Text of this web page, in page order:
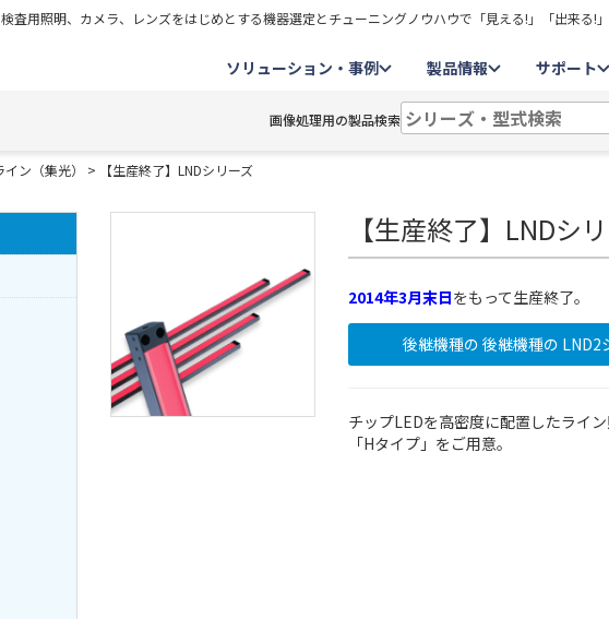
査用照明、カメラ、レンズをはじめとする機器選定とチューニングノウハウで「見える!」「出来る!」
ソリューション・事例 製品情報 サポート
画像処理用の製品検索
イン（集光） > 【生産終了】LNDシリーズ
【生産終了】LNDシ
2014年3月末日をもって生産終了。
後継機種の 後継機種の LND2
チップLEDを高密度に配置したライ
「Hタイプ」をご用意。